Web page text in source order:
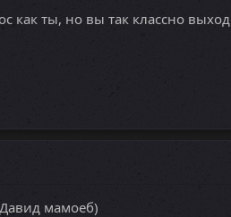
как ты, но вы так классно
Давид мамоеб)